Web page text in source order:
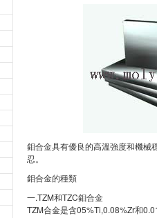
鉬合金具有優良的高溫強度和機
忍。
鉬合金的種類
一.TZM和TZC鉬合金
TZM合金是含05%Ti,0.08%Zr和